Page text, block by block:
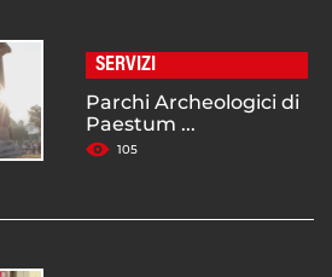
SERVIZI
Parchi Archeologici di
Paestum ...
105